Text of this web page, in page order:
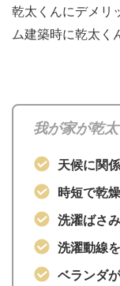
乾太くんにデメリ
ム建築時に乾太く
我が家が乾
天候に関
時短で乾
洗濯ばさ
洗濯動線
ベランダ